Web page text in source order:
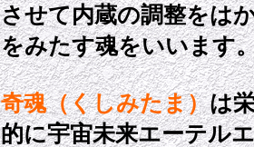
させて内蔵の調整をは
をみたす魂をいいます
奇魂（くしみたま）は
的に宇宙未来エーテル